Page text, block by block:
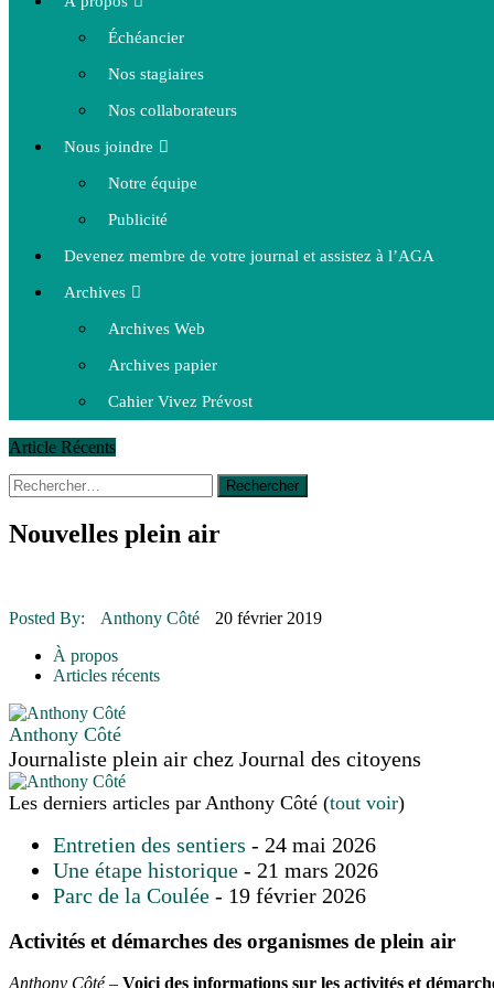
Échéancier
Nos stagiaires
Nos collaborateurs
Nous joindre
Notre équipe
Publicité
Devenez membre de votre journal et assistez à l’AGA
Archives
Archives Web
Archives papier
Cahier Vivez Prévost
Article Récents
14 octobre 2015
La course de boîtes à savon du club
30 juin 2015
Fantaisie et créativité en mode jeunesse
16 juillet 2026 | Une Saint-Jean rassembleuse
16 juillet 2026 | COMMUNAUTAIRE
Rechercher :
Nouvelles plein air
Posted By: Anthony Côté
20 février 2019
À propos
Articles récents
Anthony Côté
Journaliste plein air chez Journal des citoyens
Les derniers articles par Anthony Côté (tout voir)
Entretien des sentiers - 24 mai 2026
Une étape historique - 21 mars 2026
Parc de la Coulée - 19 février 2026
Activités et démarches des organismes de plein air
Anthony Côté – Voici des informations sur les activités et